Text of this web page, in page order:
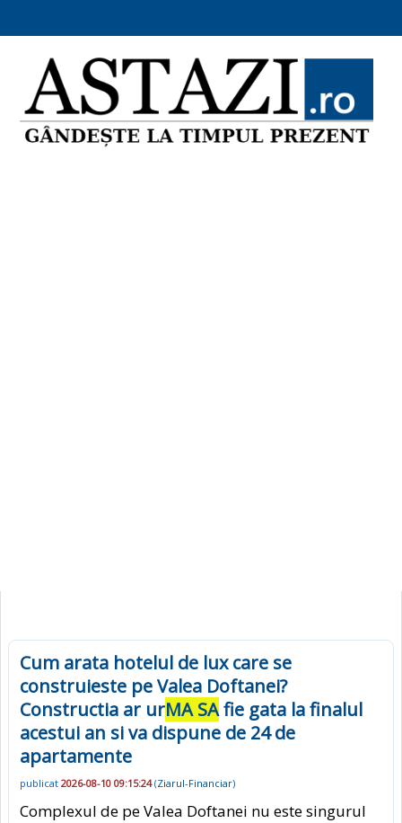
Cum arata hotelul de lux care se
construieste pe Valea Doftanei?
Constructia ar urMA SAfie gata la finalul
acestui an si va dispune de 24 de
apartamente
publicat 2026-08-10 09:15:24(Ziarul-Financiar)
Complexul de pe Valea Doftanei nu este singurul